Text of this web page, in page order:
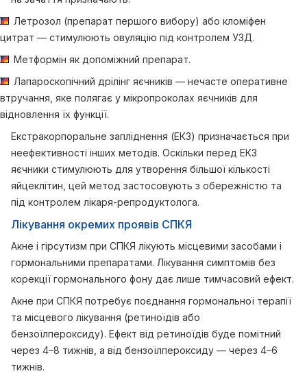
Летрозол (препарат першого вибору) або кломіфен
цитрат — стимулюють овуляцію під контролем УЗД.
Метформін як допоміжний препарат.
Лапароскопічний дрілінг яєчників — нечасте оперативне
втручання, яке полягає у мікропроколах яєчників для
відновлення їх функції.
Екстракорпоральне запліднення (ЕКЗ) призначається при
неефективності інших методів. Оскільки перед ЕКЗ
яєчники стимулюють для утворення більшої кількості
яйцеклітин, цей метод застосовують з обережністю та
під контролем лікаря-репродуктолога.
Лікування окремих проявів СПКЯ
Акне і гірсутизм при СПКЯ лікують місцевими засобами і
гормональними препаратами. Лікування симптомів без
корекції гормонального фону дає лише тимчасовий ефект.
Акне при СПКЯ потребує поєднання гормональної терапії
та місцевого лікування (ретиноїдів або
бензоїлпероксиду). Ефект від ретиноїдів буде помітний
через 4–8 тижнів, а від бензоїлпероксиду — через 4–6
тижнів.